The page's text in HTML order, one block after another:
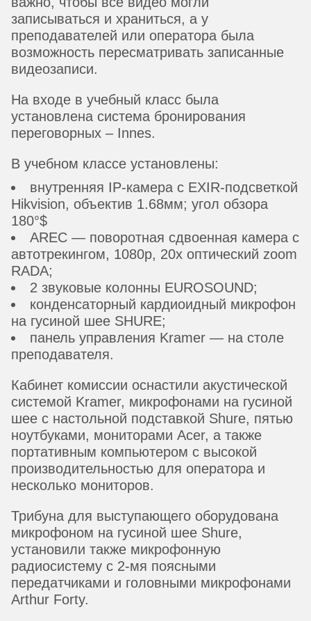
записываться и храниться, а у
преподавателей или оператора была
возможность пересматривать записанные
видеозаписи.
На входе в учебный класс была
установлена система бронирования
переговорных – Innes.
В учебном классе установлены:
внутренняя IP-камера с EXIR-подсветкой
Hikvision, объектив 1.68мм; угол обзора
180°$
AREC — поворотная сдвоенная камера с
автотрекингом, 1080p, 20х оптический zoom
RADA;
2 звуковые колонны EUROSOUND;
конденсаторный кардиоидный микрофон
на гусиной шее SHURE;
панель управления Kramer — на столе
преподавателя.
Кабинет комиссии оснастили акустической
системой Kramer, микрофонами на гусиной
шее с настольной подставкой Shure, пятью
ноутбуками, мониторами Acer, а также
портативным компьютером с высокой
производительностью для оператора и
несколько мониторов.
Трибуна для выступающего оборудована
микрофоном на гусиной шее Shure,
установили также микрофонную
радиосистему с 2-мя поясными
передатчиками и головными микрофонами
Arthur Forty.